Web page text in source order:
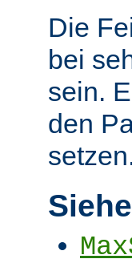
Die
bei
sein.
den